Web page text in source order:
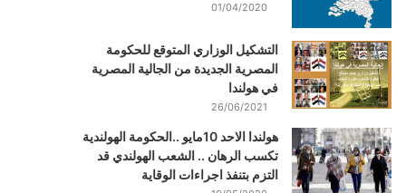
01/04/2020
التشكيل الوزاري المتوقع للحكومة
المصرية الجديدة من الجالية المصرية
في هولندا
26/06/2021
هولندا الاحد 10مايو ..الحكومة الهولندية
تكسب الرهان .. الشعب الهولندي قد
التزم بتنفذ اجراءات الوقاية